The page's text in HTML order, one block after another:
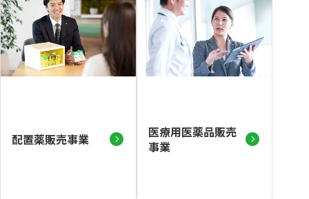
配置薬販売事業
医療用医薬品販売
事業